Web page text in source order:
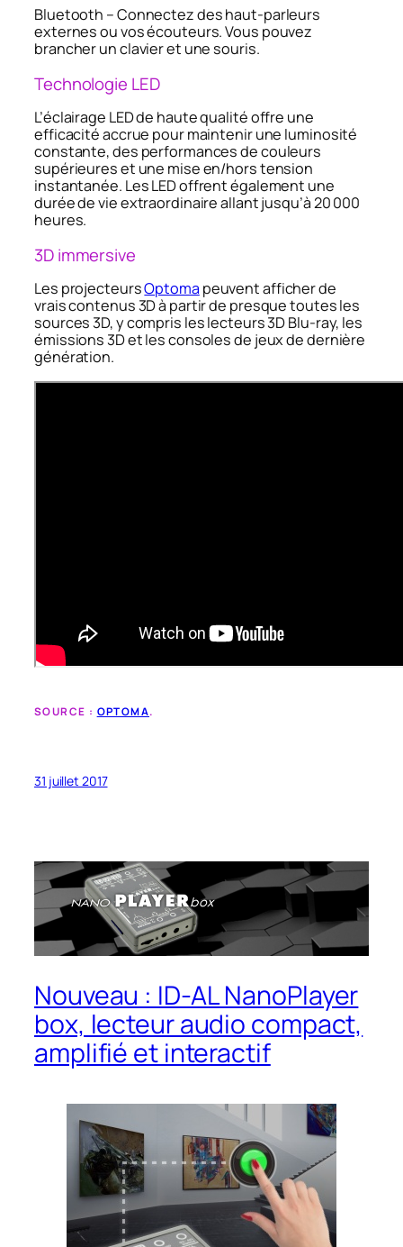
Bluetooth – Connectez des haut-parleurs
externes ou vos écouteurs. Vous pouvez
brancher un clavier et une souris.
Technologie LED
L’éclairage LED de haute qualité offre une
efficacité accrue pour maintenir une luminosité
constante, des performances de couleurs
supérieures et une mise en/hors tension
instantanée. Les LED offrent également une
durée de vie extraordinaire allant jusqu’à 20 000
heures.
3D immersive
Les projecteursOptoma peuvent afficher de
vrais contenus 3D à partir de presque toutes les
sources 3D, y compris les lecteurs 3D Blu-ray, les
émissions 3D et les consoles de jeux de dernière
génération.
SOURCE : OPTOMA.
31 juillet 2017
Nouveau : ID-AL NanoPlayer
box, lecteur audio compact,
amplifié et interactif